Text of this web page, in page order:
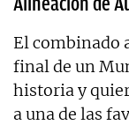
El combinado
final de un
historia y
a una de las